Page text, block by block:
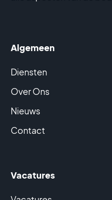
Algemeen
Diensten
Over Ons
Nieuws
Contact
Vacatures